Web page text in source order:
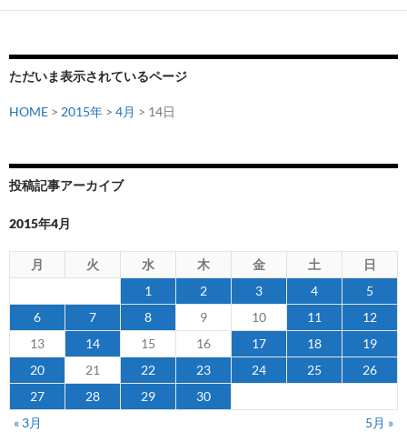
イ
ン
入
ス
ド
付
チ
ケ
ッ
ト
第
二
ただいま表示されているページ
HOME > 2015年 > 4月 > 14日
投稿記事アーカイブ
2015年4月
月 火 水 木 金 土
日
1
2 3 4
5
6
7 8 9 10 11
12
13
14 15 16 17 18
19
20
21 22 23 24 25
26
27
28 29
30
« 3月
5月 »